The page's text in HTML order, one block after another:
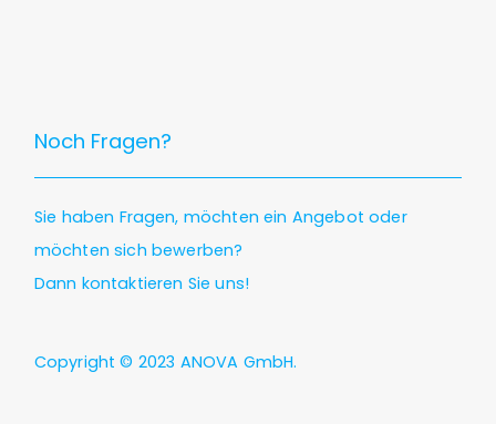
Noch Fragen?
Sie haben Fragen, möchten ein Angebot oder
möchten sich bewerben?
Dann kontaktieren Sie uns!
Copyright © 2023 ANOVA GmbH.